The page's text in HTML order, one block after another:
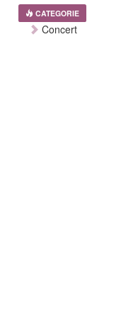
CATEGORIE
Concert